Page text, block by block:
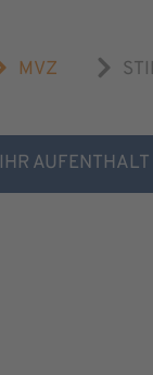
MVZ
IHR AUFENTHALT